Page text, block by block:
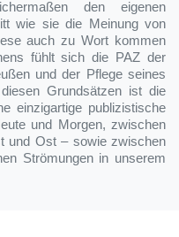
den eigenen
wie sie die Meinung von
auch zu Wort kommen
fühlt sich die PAZ der
und der Pflege seines
Grundsätzen ist die
einzigartige publizistische
und Morgen, zwischen
und Ost – sowie zwischen
Strömungen in unserem